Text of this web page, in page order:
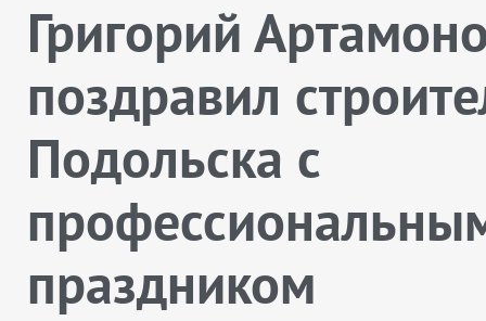
Григорий
поздравил
Подольска с
праздником